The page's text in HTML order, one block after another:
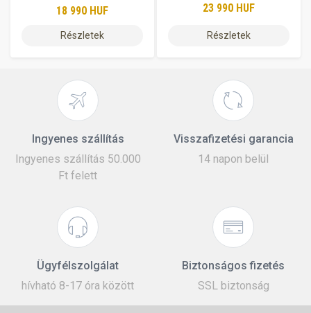
18 990 HUF
Részletek
23 990 HUF
Részletek
Ingyenes szállítás
Ingyenes szállítás 50.000
Ft felett
Visszafizetési garancia
14 napon belül
Ügyfélszolgálat
hívható 8-17 óra között
Biztonságos fizetés
SSL biztonság